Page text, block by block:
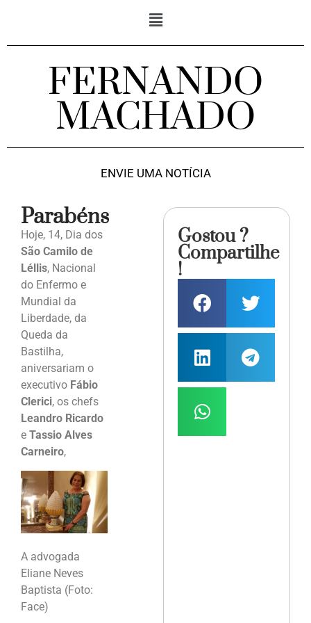
FERNANDO
MACHADO
ENVIE UMA NOTÍCIA
Parabéns
Hoje, 14, Dia dos
São Camilo de
Léllis, Nacional
do Enfermo e
Mundial da
Liberdade, da
Queda da
Bastilha,
aniversariam o
executivo Fábio
Clerici, os chefs
Leandro Ricardo
e Tassio Alves
Carneiro,
A advogada
Eliane Neves
Baptista (Foto:
Face)
Gostou ?
Compartilhe
!